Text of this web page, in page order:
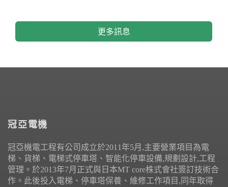
更多訊息
冠亞電機
冠亞機電工程有公司成立於2011年5月,主要營業項目為電
梯、貨梯、電梯式停車塔、智能化停車設備,規劃設計,工程
管理。於2013年7月正式與日本MT core株式會社簽訂技術合
作。此後投入電梯、停車塔保養、維修工作項目,同年取得